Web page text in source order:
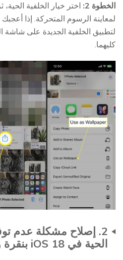
الخطوة 2:
اختر خيار الخلفية
لمعاينة الرسوم المتحركة. إذا
لتطبيق الخلفية الجديدة على شاشة
كليهما.
2. إصلاح مشكلة عدم
الحية في iOS 18 بنقرة واحدة